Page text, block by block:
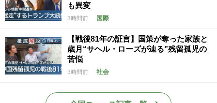
も異変
3時間前 国際
【戦後81年の証言】国策が奪った家族と
歳月“サヘル・ローズが辿る”残留孤児の
苦悩
3時間前 社会